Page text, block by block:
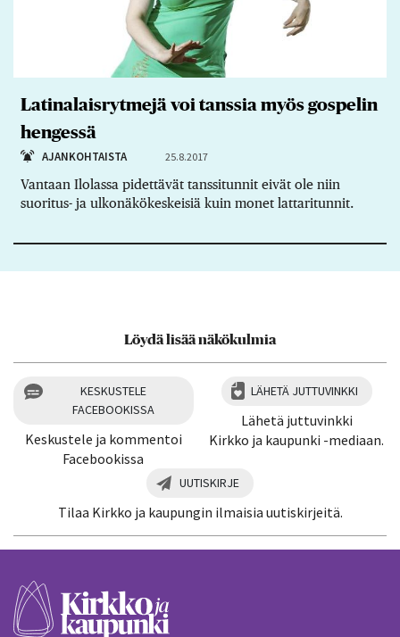
Latinalaisrytmejä voi tanssia myös gospelin
hengessä
AJANKOHTAISTA 25.8.2017
Vantaan Ilolassa pidettävät tanssitunnit eivät ole niin
suoritus- ja ulkonäkökeskeisiä kuin monet lattaritunnit.
Löydä lisää näkökulmia
KESKUSTELE
FACEBOOKISSA
Keskustele ja kommentoi
Facebookissa
LÄHETÄ JUTTUVINKKI
Lähetä juttuvinkki
Kirkko ja kaupunki -mediaan.
UUTISKIRJE
Tilaa Kirkko ja kaupungin ilmaisia uutiskirjeitä.